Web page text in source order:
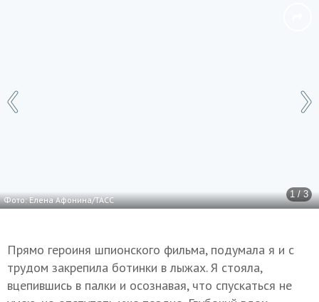
1 / 3
Фото: Елена Афонина/ТАСС
Прямо героиня шпионского фильма, подумала я и с
трудом закрепила ботинки в лыжах. Я стояла,
вцепившись в палки и осознавая, что спускаться не